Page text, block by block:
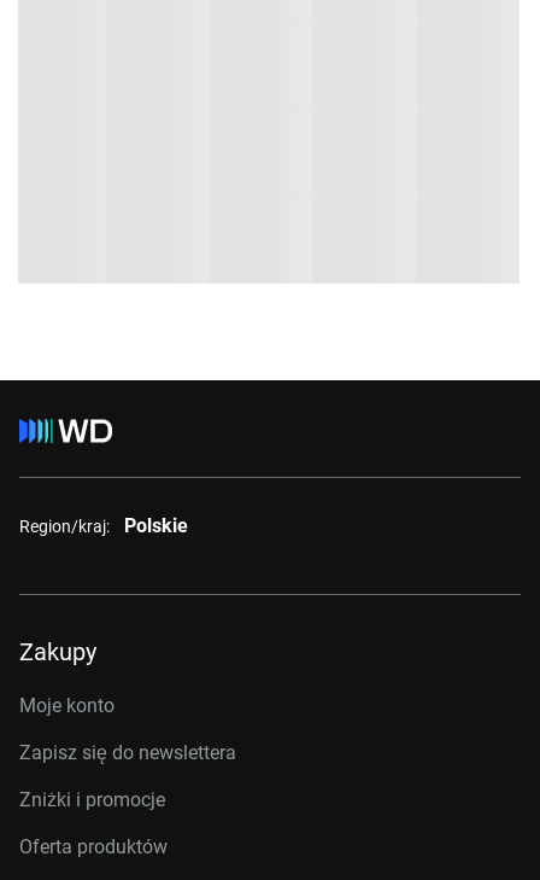
Region/kraj: Polskie
Zakupy
Moje konto
Zapisz się do newslettera
Zniżki i promocje
Oferta produktów